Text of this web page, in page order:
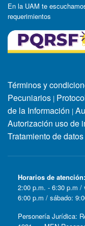
En la UAM te
requerimientos
Términos y
Pecuniarios |
de la Información |
Autorización uso de
Tratamiento de datos
Horarios de atención:
2:00 p.m. - 6:30 p.m /
6:00 p.m / sábado:
Personería Jurídica: